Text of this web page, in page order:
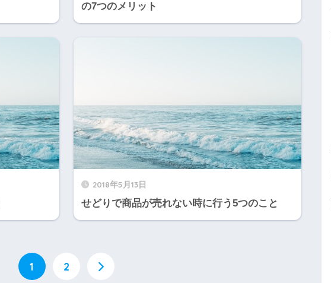
の7つのメリット
2018年5月13日
せどりで商品が売れない時に行う5つのこと
1 2